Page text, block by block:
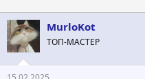
к
ц
и
и
:
MurloKot
ТОП-МАСТЕР